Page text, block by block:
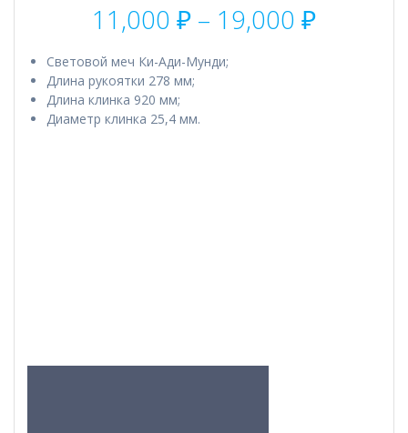
11,000 ₽ – 19,000 ₽
Световой меч Ки-Ади-Мунди;
Длина рукоятки 278 мм;
Длина клинка 920 мм;
Диаметр клинка 25,4 мм.